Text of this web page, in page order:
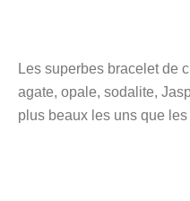
Les superbes bracelet de
agate, opale, sodalite,
plus beaux les uns que les